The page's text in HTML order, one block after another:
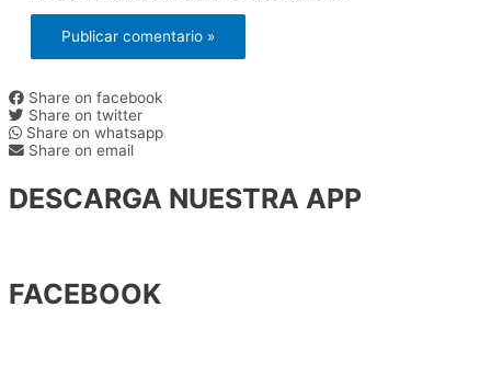
Share on facebook
Share on twitter
Share on whatsapp
Share on email
DESCARGA NUESTRA APP
FACEBOOK